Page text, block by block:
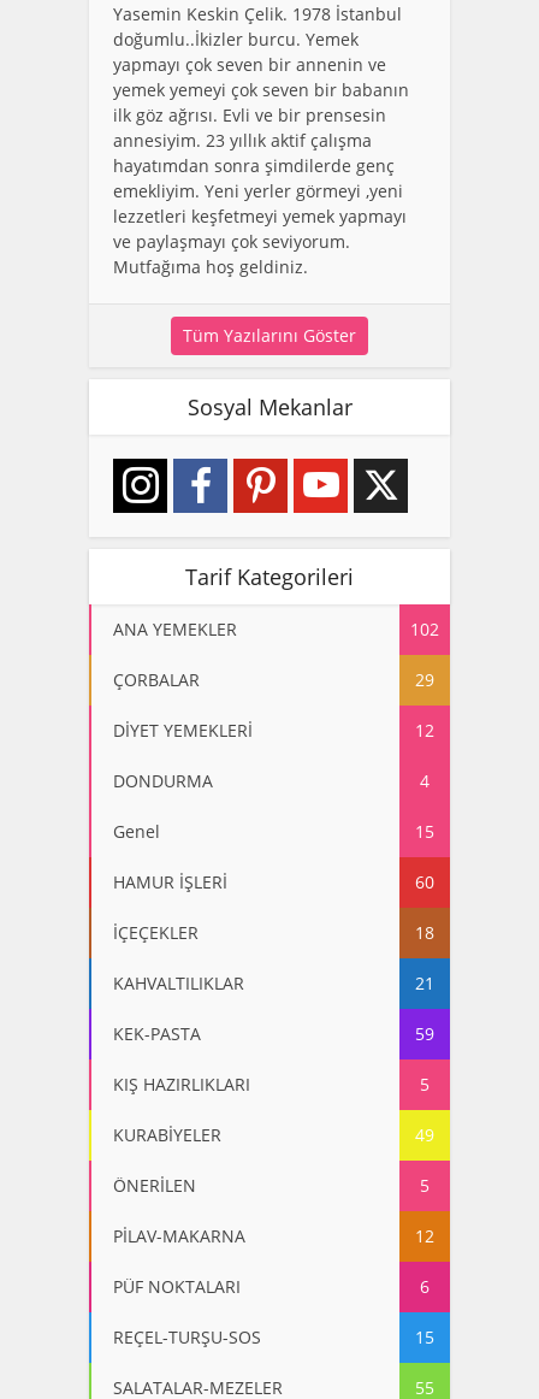
Yasemin Keskin Çelik. 1978 İstanbul
doğumlu..İkizler burcu. Yemek
yapmayı çok seven bir annenin ve
yemek yemeyi çok seven bir babanın
ilk göz ağrısı. Evli ve bir prensesin
annesiyim. 23 yıllık aktif çalışma
hayatımdan sonra şimdilerde genç
emekliyim. Yeni yerler görmeyi ,yeni
lezzetleri keşfetmeyi yemek yapmayı
ve paylaşmayı çok seviyorum.
Mutfağıma hoş geldiniz.
Tüm Yazılarını Göster
Sosyal Mekanlar
Tarif Kategorileri
ANA YEMEKLER 102
ÇORBALAR 29
DİYET YEMEKLERİ 12
DONDURMA 4
Genel 15
HAMUR İŞLERİ 60
İÇEÇEKLER 18
KAHVALTILIKLAR 21
KEK-PASTA 59
KIŞ HAZIRLIKLARI 5
KURABİYELER 49
ÖNERİLEN 5
PİLAV-MAKARNA 12
PÜF NOKTALARI 6
REÇEL-TURŞU-SOS 15
SALATALAR-MEZELER 55